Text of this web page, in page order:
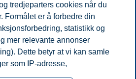
for ledelse og organisasjon
tredjeparters cookies når du
Formålet er å forbedre din
statistikk og
mer relevante annonser
Dette betyr at vi kan samle
som IP-adresse,